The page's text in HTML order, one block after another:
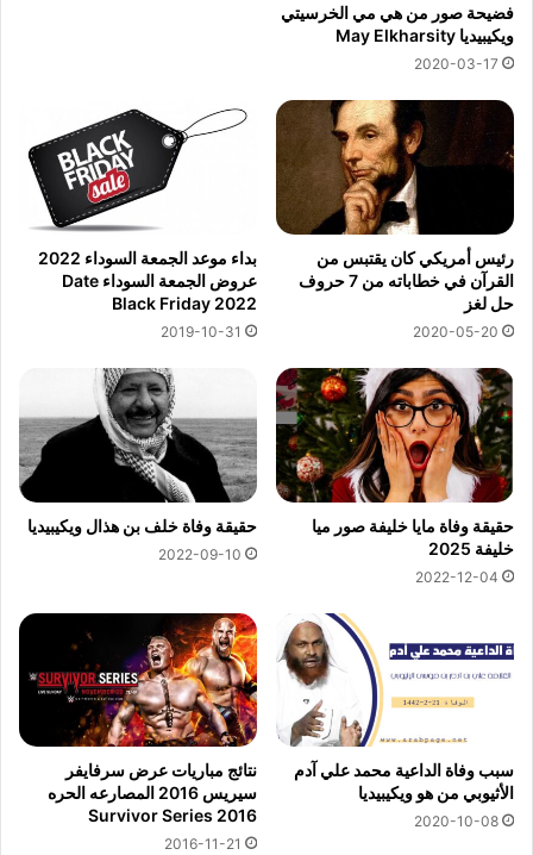
فضيحة صور من هي مي الخرسيتي
ويكيبيديا May Elkharsity
2020-03-17
رئيس أمريكي كان يقتبس من
القرآن في خطاباته من 7 حروف
حل لغز
2020-05-20
بداء موعد الجمعة السوداء 2022
عروض الجمعة السوداء Date
Black Friday 2022
2019-10-31
حقيقة وفاة مايا خليفة صور ميا
خليفة 2025
2022-12-04
حقيقة وفاة خلف بن هذال ويكيبيديا
2022-09-10
سبب وفاة الداعية محمد علي آدم
الأثيوبي من هو ويكيبيديا
2020-10-08
نتائج مباريات عرض سرفايفر
سيريس 2016 المصارعه الحره
Survivor Series 2016
2016-11-21